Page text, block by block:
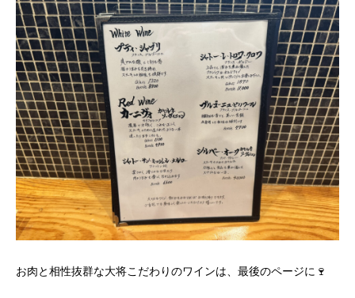
お肉と相性抜群な大将こだわりのワインは、最後のページに🍷